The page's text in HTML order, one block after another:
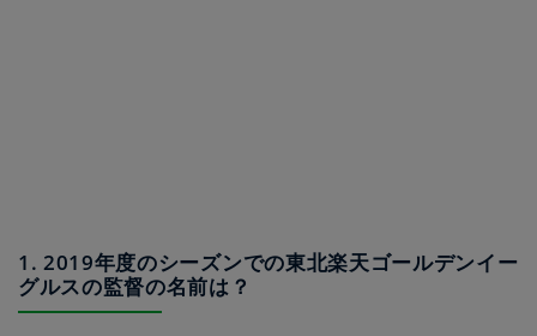
1. 2019年度のシーズンでの東北楽天ゴールデンイー
グルスの監督の名前は？